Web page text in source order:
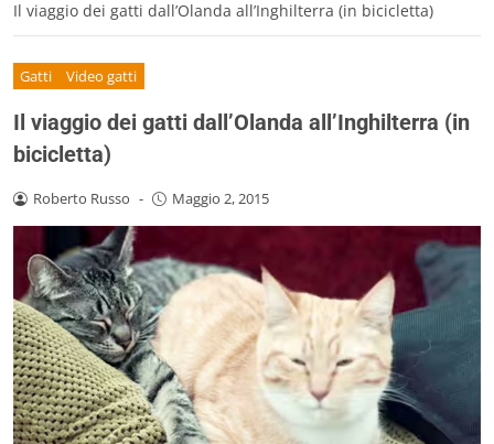
Il viaggio dei gatti dall’Olanda all’Inghilterra (in bicicletta)
Gatti Video gatti
Il viaggio dei gatti dall’Olanda all’Inghilterra (in
bicicletta)
Roberto Russo - Maggio 2, 2015